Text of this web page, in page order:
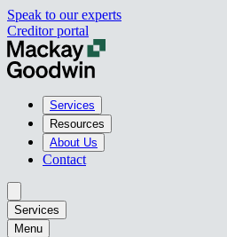
Speak to our experts
Creditor portal
Services
Resources
About Us
Contact
Services
Menu